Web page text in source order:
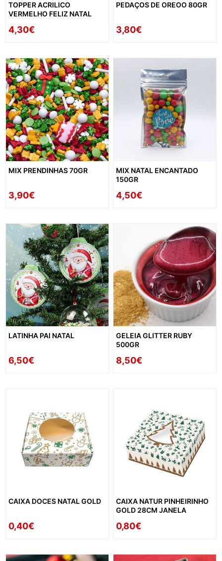
TOPPER ACRILICO
VERMELHO FELIZ NATAL
4,30€
PEDAÇOS DE OREOO 80GR
3,80€
MIX PRENDINHAS 70GR
3,90€
MIX NATAL ENCANTADO
150GR
4,50€
LATINHA PAI NATAL
6,50€
GELEIA GLITTER RUBY
500GR
8,50€
CAIXA DOCES NATAL GOLD
0,40€
CAIXA NATUR PINHEIRINHO
GOLD 28CM JANELA
0,80€